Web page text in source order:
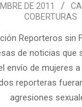
DE 2011
COBERTURAS
Reporteros sin
de noticias que
envío de mujeres a
reporteras
agresiones